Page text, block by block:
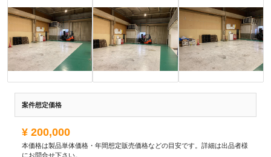
案件想定価格
¥ 200,000
本価格は製品単体価格・年間想定販売価格などの目安です。詳細は出品者様
にお問合せ下さい。